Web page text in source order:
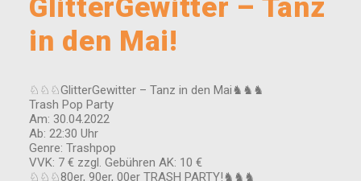
GlitterGewitter – Tanz
in den Mai!
♘♘♘GlitterGewitter – Tanz in den Mai♞♞♞
Trash Pop Party
Am: 30.04.2022
Ab: 22:30 Uhr
Genre: Trashpop
VVK: 7 € zzgl. Gebühren AK: 10 €
♘♘♘80er, 90er, 00er TRASH PARTY!♞♞♞